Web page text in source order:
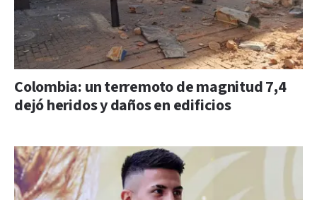
Colombia: un terremoto de magnitud 7,4
dejó heridos y daños en edificios